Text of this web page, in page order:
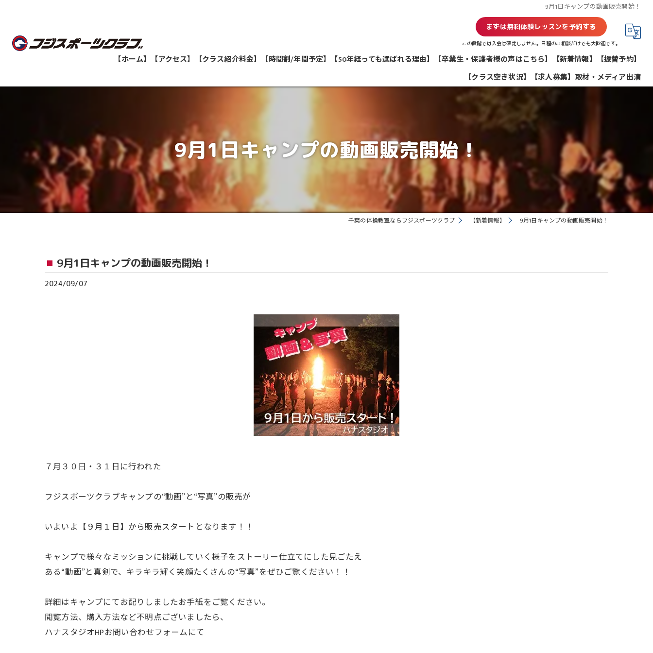
9月1日キャンプの動画販売開始！
まずは無料体験レッスンを予約する
この段階では入会は確定しません。日程のご相談だけでも大歓迎です。
【ホーム】 【アクセス】
津田沼教室
八千代緑が丘教室
印西牧の原教室
【クラス紹介料金】 【時間割/年間予定】 【50年経っても選ばれる理由】
私たちが教えます
【卒業生・保護者様の声はこちら】 【新着情報】
【振替予約】
【クラス空き状況】
【求人募集】取材・メディア出演
9月1日キャンプの動画販売開始！
千葉の体操教室ならフジスポーツクラブ 【新着情報】 9月1日キャンプの動画販売開始！
9月1日キャンプの動画販売開始！
2024/09/07
７月３０日・３１日に行われた
フジスポーツクラブキャンプの“動画”と“写真”の販売が
いよいよ【９月１日】から販売スタートとなります！！
キャンプで様々なミッションに挑戦していく様子をストーリー仕立てにした見ごたえ
ある“動画”と真剣で、キラキラ輝く笑顔たくさんの“写真”をぜひご覧ください ！！
詳細はキャンプにてお配りしましたお手紙をご覧ください。
閲覧方法、購入方法など不明点ございましたら、
ハナスタジオHPお問い合わせフォームにて